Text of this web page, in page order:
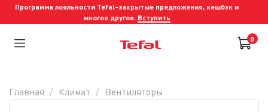
Программа лояльности Tefal-закрытые предложения, кешбэк и
многое другое. Вступить
0
Главная Климат Вентиляторы